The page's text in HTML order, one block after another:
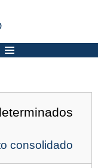
consolidado